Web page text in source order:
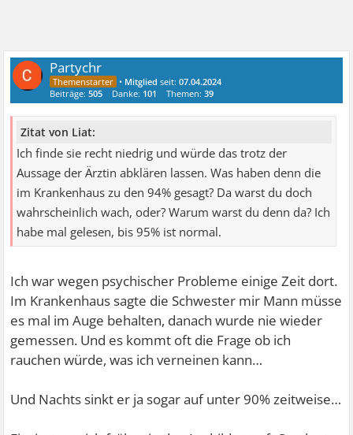
Partychr
• Mitglied seit:07.04.2024
Beiträge:505 Danke: 101 Themen:39
Zitat von Liat:
Ich finde sie recht niedrig und würde das trotz der
Aussage der Ärztin abklären lassen. Was haben denn die
im Krankenhaus zu den 94% gesagt? Da warst du doch
wahrscheinlich wach, oder? Warum warst du denn da? Ich
habe mal gelesen, bis 95% ist normal.
Ich war wegen psychischer Probleme einige Zeit dort.
Im Krankenhaus sagte die Schwester mir Mann müsse
es mal im Auge behalten, danach wurde nie wieder
gemessen. Und es kommt oft die Frage ob ich
rauchen würde, was ich verneinen kann…
Und Nachts sinkt er ja sogar auf unter 90% zeitweise…